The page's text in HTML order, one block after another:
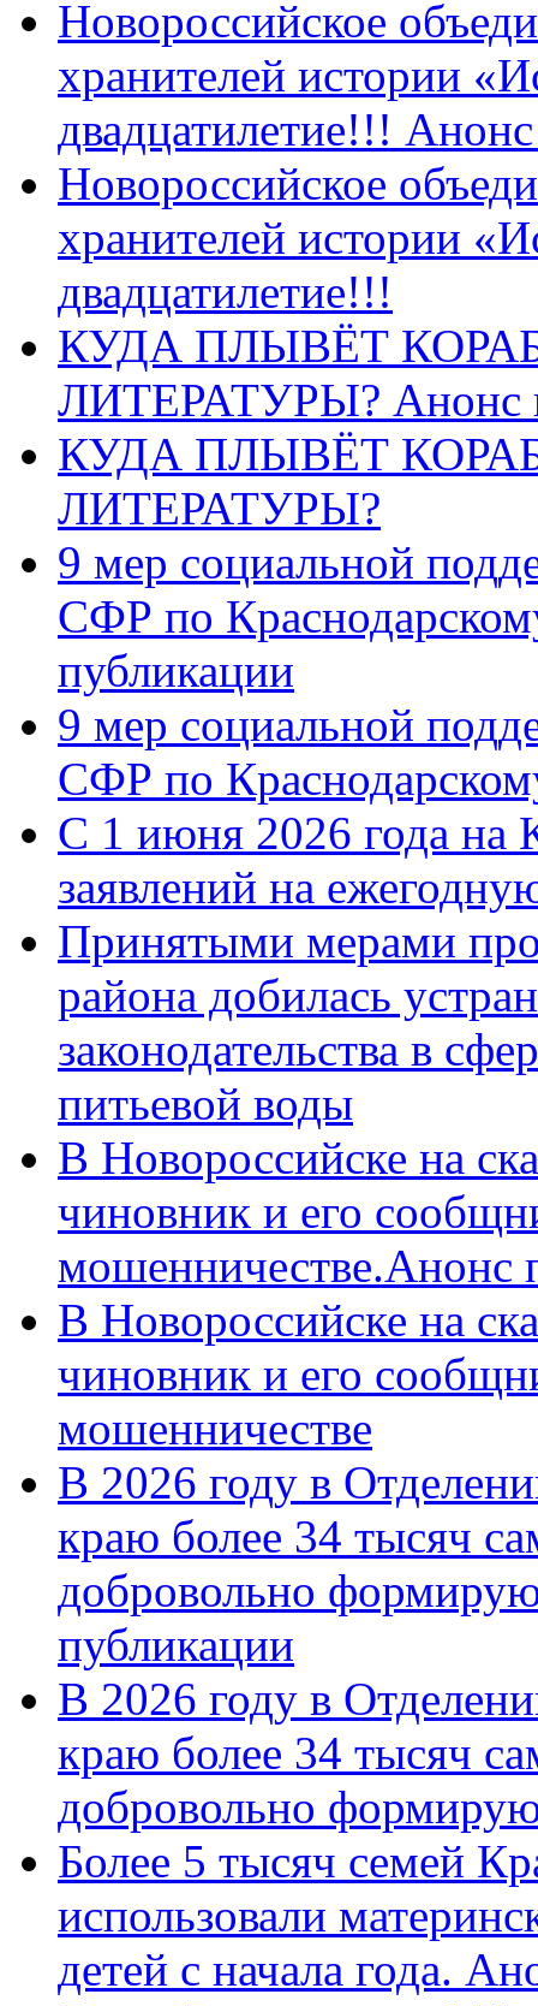
Новороссийское
хранителей истории
двадцатилетие!!!
Новороссийское
хранителей истории
двадцатилетие!!!
КУДА ПЛЫВЁТ
ЛИТЕРАТУРЫ? Анонс
КУДА ПЛЫВЁТ
ЛИТЕРАТУРЫ?
9 мер социальной
СФР по
публикации
9 мер социальной
СФР по
С 1 июня 2026 года на
заявлений на
Принятыми мерами
района добилась
законодательства в
питьевой воды
В Новороссийске на
чиновник и его
мошенничестве.Анонс
В Новороссийске на
чиновник и его
мошенничестве
В 2026 году в
краю более 34 тысяч
добровольно
публикации
В 2026 году в
краю более 34 тысяч
добровольно
Более 5 тысяч семей
использовали
детей с начала года.